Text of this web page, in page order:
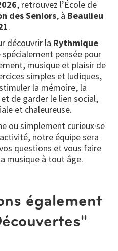
, retrouvez l’École de
des Seniors, à Beaulieu
.
découvrir la Rythmique
pensée pour
musique et plaisir de
simples et ludiques,
la mémoire, la
de garder le lien social,
et chaleureuse.
ou simplement curieux·se
notre équipe sera
questions et vous faire
musique à tout âge.
également